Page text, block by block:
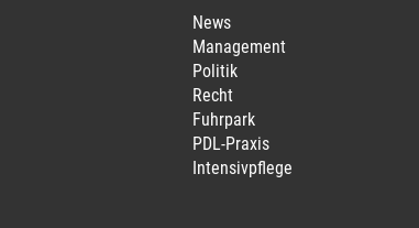
News
Management
Politik
Recht
Fuhrpark
PDL-Praxis
Intensivpflege